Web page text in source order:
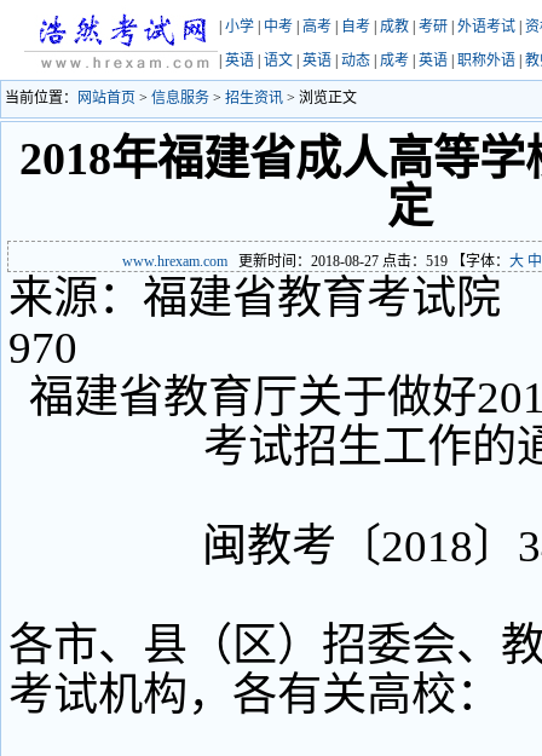
小学 中考 高考 自考 成教 考研 外语考试
英语 语文 英语 动态 成考 英语 职称外语
当前位置： 网站首页 > 信息服务 > 招生资讯 > 浏览正文
2018年福建省成人高等
定
www.hrexam.com 更新时间：2018-08-27 点击： 519 【字体： 大 中
来源：福建省教育考试
970
福建省教育厅关于做好
考试招生工作的
闽教考〔2018〕
各市、县（区）招委会、
考试机构，各有关高校：